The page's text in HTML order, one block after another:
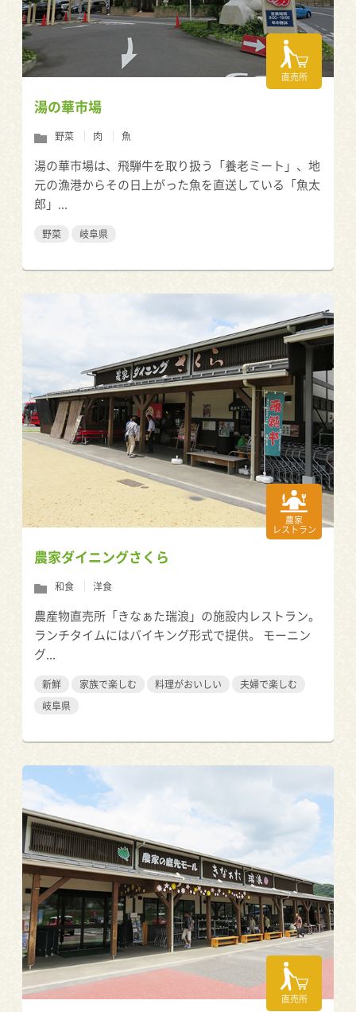
直売所
湯の華市場
野菜 肉 魚
湯の華市場は、飛騨牛を取り扱う「養老ミート」、地
元の漁港からその日上がった魚を直送している「魚太
郎」...
野菜 岐阜県
農家
レストラン
農家ダイニングさくら
和食 洋食
農産物直売所「きなぁた瑞浪」の施設内レストラン。
ランチタイムにはバイキング形式で提供。 モーニン
グ...
新鮮 家族で楽しむ 料理がおいしい
夫婦で楽しむ
岐阜県
直売所